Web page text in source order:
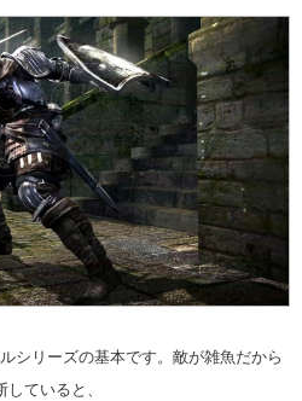
シリーズの基本です。敵が雑魚だから
していると、